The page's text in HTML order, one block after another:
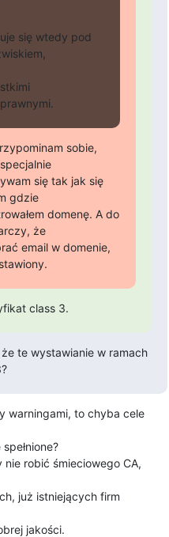
się wtedy pod
sobie,
się tak jak się
gdzie
domenę. A do
że
email w domenie,
class 3.
te wystawianie w ramach
warningami, to chyba cele
robić śmieciowego CA,
już istniejących firm
jakości.